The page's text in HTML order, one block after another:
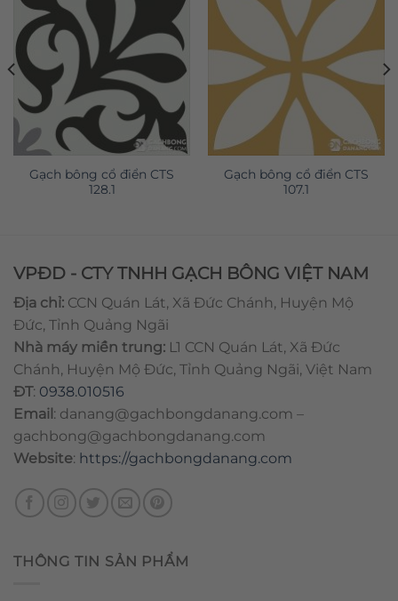
Gạch bông cổ điển CTS
128.1
Gạch bông cổ điển CTS
107.1
VPĐD - CTY TNHH GẠCH BÔNG VIỆT NAM
Địa chỉ: CCN Quán Lát, Xã Đức Chánh, Huyện Mộ
Đức, Tỉnh Quảng Ngãi
Nhà máy miền trung: L1 CCN Quán Lát, Xã Đức
Chánh, Huyện Mộ Đức, Tỉnh Quảng Ngãi, Việt Nam
ĐT: 0938.010516
Email : danang@gachbongdanang.com –
gachbong@gachbongdanang.com
Website: https://gachbongdanang.com
THÔNG TIN SẢN PHẨM